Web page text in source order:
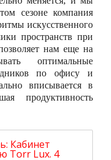
сезоне компания
искусственного
пространств при
нам еще на
оптимальные
по офису и
вписывается в
продуктивность
Кабинет
Torr Lux. 4